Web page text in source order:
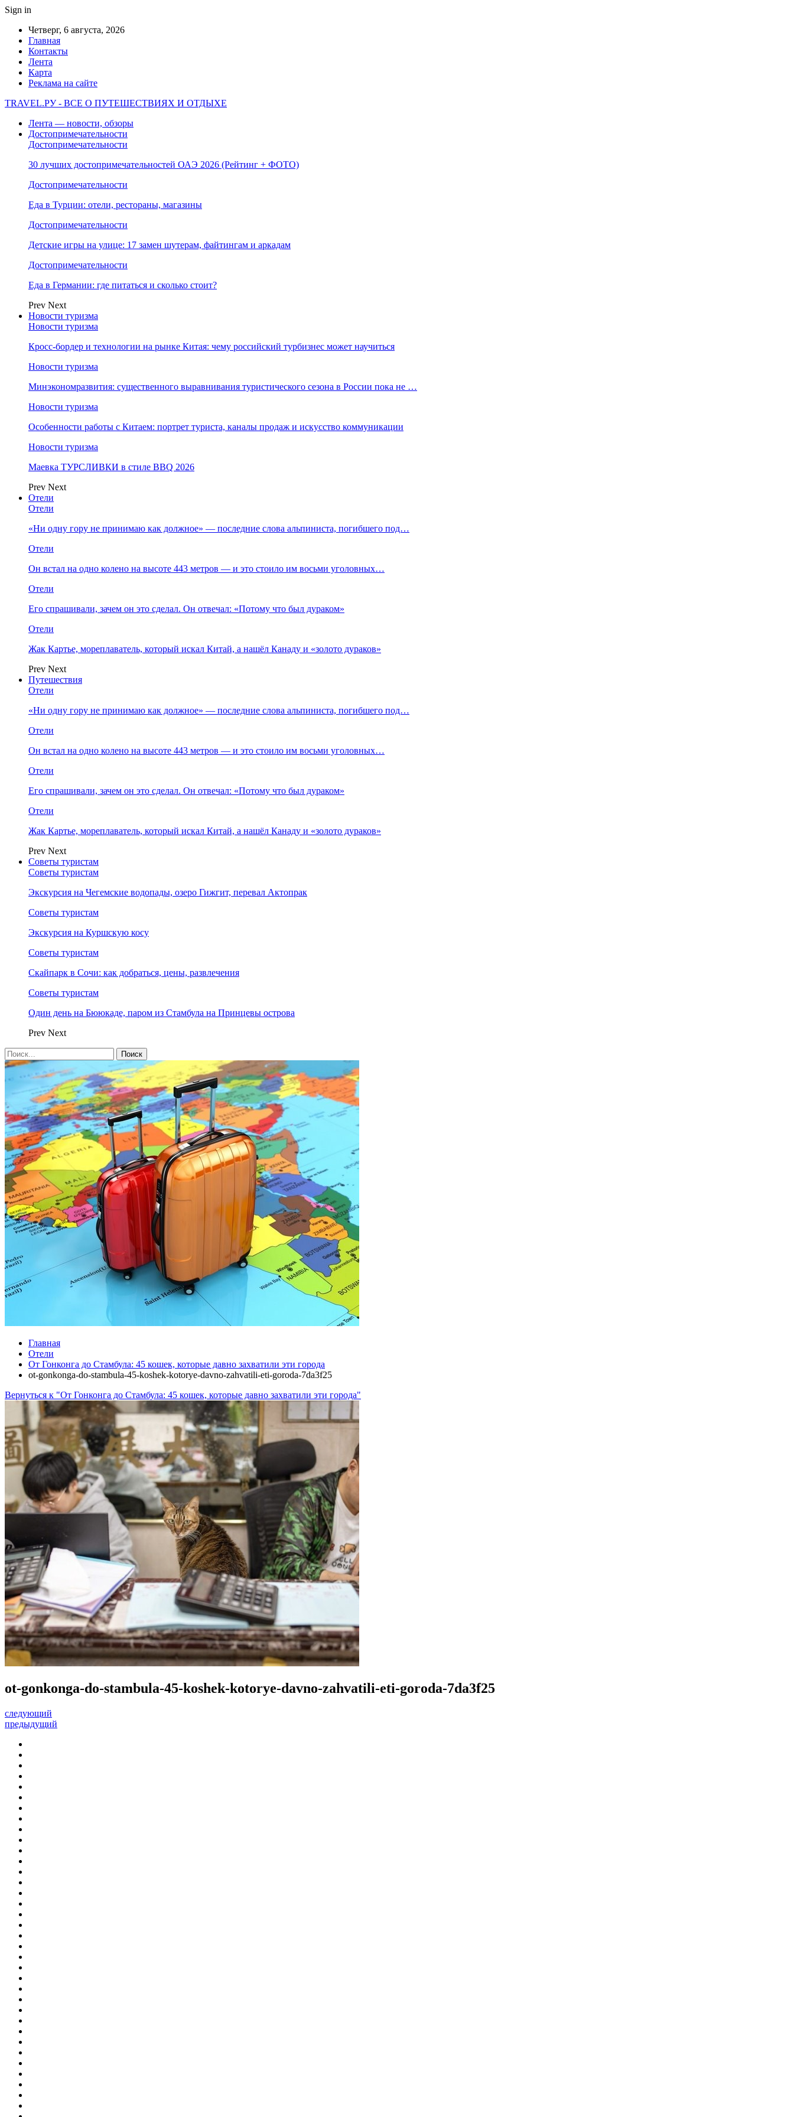
Sign in
Четверг, 6 августа, 2026
Главная
Контакты
Лента
Карта
Реклама на сайте
TRAVEL.РУ - ВСЕ О ПУТЕШЕСТВИЯХ И ОТДЫХЕ
Лента — новости, обзоры
Достопримечательности
Достопримечательности
30 лучших достопримечательностей ОАЭ 2026 (Рейтинг + ФОТО)
Достопримечательности
Еда в Турции: отели, рестораны, магазины
Достопримечательности
Детские игры на улице: 17 замен шутерам, файтингам и аркадам
Достопримечательности
Еда в Германии: где питаться и сколько стоит?
Prev Next
Новости туризма
Новости туризма
Кросс-бордер и технологии на рынке Китая: чему российский турбизнес может научиться
Новости туризма
Минэкономразвития: существенного выравнивания туристического сезона в России пока не …
Новости туризма
Особенности работы с Китаем: портрет туриста, каналы продаж и искусство коммуникации
Новости туризма
Маевка ТУРСЛИВКИ в стиле BBQ 2026
Prev Next
Отели
Отели
«Ни одну гору не принимаю как должное» — последние слова альпиниста, погибшего под…
Отели
Он встал на одно колено на высоте 443 метров — и это стоило им восьми уголовных…
Отели
Его спрашивали, зачем он это сделал. Он отвечал: «Потому что был дураком»
Отели
Жак Картье, мореплаватель, который искал Китай, а нашёл Канаду и «золото дураков»
Prev Next
Путешествия
Отели
«Ни одну гору не принимаю как должное» — последние слова альпиниста, погибшего под…
Отели
Он встал на одно колено на высоте 443 метров — и это стоило им восьми уголовных…
Отели
Его спрашивали, зачем он это сделал. Он отвечал: «Потому что был дураком»
Отели
Жак Картье, мореплаватель, который искал Китай, а нашёл Канаду и «золото дураков»
Prev Next
Советы туристам
Советы туристам
Экскурсия на Чегемские водопады, озеро Гижгит, перевал Актопрак
Советы туристам
Экскурсия на Куршскую косу
Советы туристам
Скайпарк в Сочи: как добраться, цены, развлечения
Советы туристам
Один день на Бююкаде, паром из Стамбула на Принцевы острова
Prev Next
Главная
Отели
От Гонконга до Стамбула: 45 кошек, которые давно захватили эти города
ot-gonkonga-do-stambula-45-koshek-kotorye-davno-zahvatili-eti-goroda-7da3f25
Вернуться к "От Гонконга до Стамбула: 45 кошек, которые давно захватили эти города"
ot-gonkonga-do-stambula-45-koshek-kotorye-davno-zahvatili-eti-goroda-7da3f25
следующий
предыдущий